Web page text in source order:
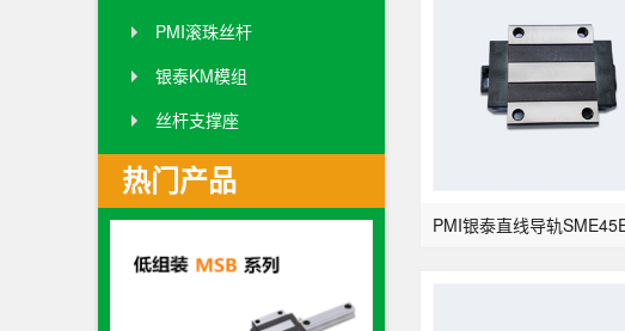
PMI滚珠丝杆
银泰KM模组
丝杆支撑座
热门产品